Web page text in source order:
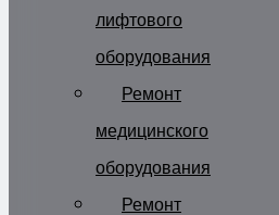
лифтового
оборудования
Ремонт
медицинского
оборудования
Ремонт